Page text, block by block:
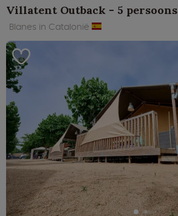
Villatent Outback - 5 persoons
Blanes in Catalonië